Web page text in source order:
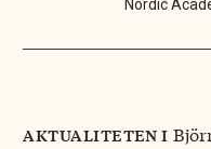
Nordic
aktualiteten i